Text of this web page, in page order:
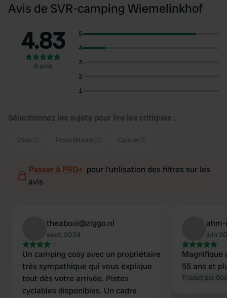
Avis de SVR-camping Wiemelinkhof
4.83
6 avis
5
4
3
2
1
Sélectionnez les sujets pour lire les critiques :
Vélo Propriétaire Calme
Passer à PRO+ pour l'utilisation des filtres sur les
avis
theabooi@ziggo.nl
sept. 2024
Un camping cosy avec un propriétaire
très sympathique qui vous explique
tout dès votre arrivée. Pistes
cyclables disponibles. Un cadre
juin
Magnifique
55 ans et
Traduit par